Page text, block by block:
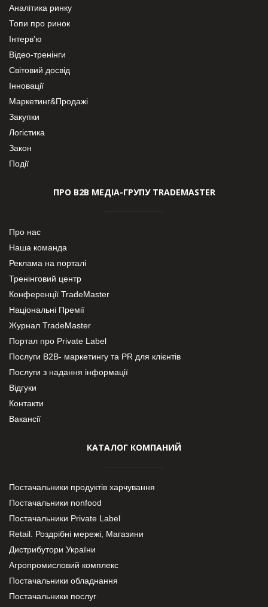
Аналітика ринку
Топи про ринок
Інтерв’ю
Відео-тренінги
Світовий досвід
Інновації
Маркетинг&Продажі
Закупки
Логістика
Закон
Події
ПРО В2В МЕДІА-ГРУПУ TRADEMASTER
Про нас
Наша команда
Реклама на порталі
Тренінговий центр
Конференції TradeMaster
Національні Премії
Журнал TradeMaster
Портал про Private Label
Послуги В2В- маркетингу та PR для клієнтів
Послуги з надання інформації
Відгуки
Контакти
Вакансії
КАТАЛОГ КОМПАНИЙ
Постачальники продуктів харчування
Постачальники nonfood
Постачальники Private Label
Retail. Роздрібні мережі, Магазини
Дистрибутори України
Агропромисловий комплекс
Постачальники обладнання
Постачальники послуг